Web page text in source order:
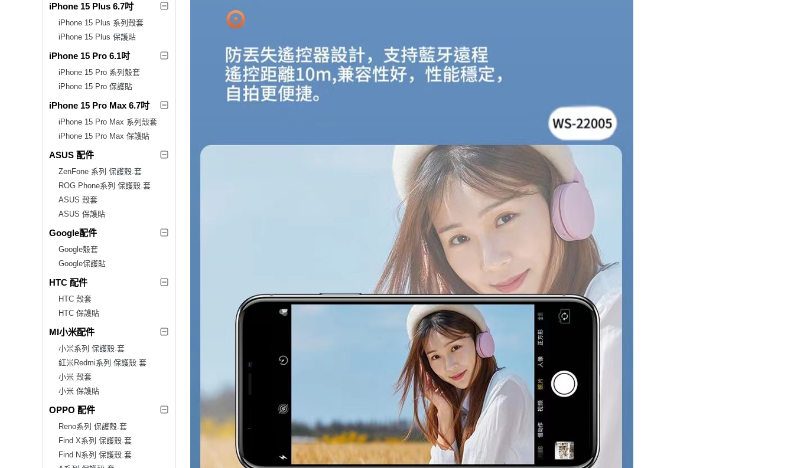
iPhone 15 Plus 6.7吋
iPhone 15 Plus 系列殼套
iPhone 15 Plus 保護貼
iPhone 15 Pro 6.1吋
iPhone 15 Pro 系列殼套
iPhone 15 Pro 保護貼
iPhone 15 Pro Max 6.7吋
iPhone 15 Pro Max 系列殼套
iPhone 15 Pro Max 保護貼
ASUS 配件
ZenFone 系列 保護殼.套
ROG Phone系列 保護殼.套
ASUS 殼套
ASUS 保護貼
Google配件
Google殼套
Google保護貼
HTC 配件
HTC 殼套
HTC 保護貼
MI小米配件
小米系列 保護殼.套
紅米Redmi系列 保護殼.套
小米 殼套
小米 保護貼
OPPO 配件
Reno系列 保護殼.套
Find X系列 保護殼.套
Find N系列 保護殼.套